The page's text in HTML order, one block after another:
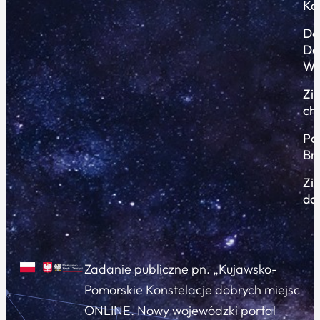
Zadanie publiczne pn. „Kujawsko-
Pomorskie Konstelacje dobrych miejsc
ONLINE. Nowy wojewódzki portal